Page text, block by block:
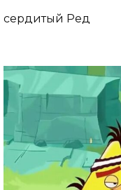
сердитый Ред